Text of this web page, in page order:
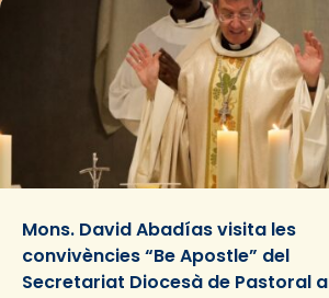
Mons. David Abadías visita les
convivències “Be Apostle” del
Secretariat Diocesà de Pastoral